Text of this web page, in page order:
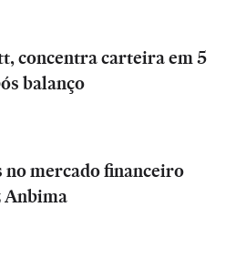
concentra carteira em 5
balanço
no mercado financeiro
Anbima